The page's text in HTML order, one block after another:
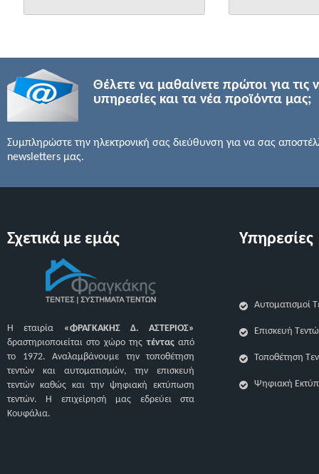
Θέλετε να μαθαίνετε πρώτοι για τις
υπηρεσίες και τα νέα προϊόντα μας;
Συμπληρώστε την ηλεκτρονική σας διεύθυνση για να σας
newsletters μας.
Σχετικά με εμάς
Η εταιρία «ΦΡΑΓΚΑΚΗΣ Δ. ΑΣΤΕΡΙΟΣ»
δραστηριοποιείται στο χώρο τηςτένταςαπό
το 1972. Αναλαμβάνουμε την τοποθέτηση
τεντών και αυτοματισμών, την επισκευή
τεντών καθώς και την ψηφιακή εκτύπωση
τεντών. H επιχείρησή μας εδρεύει στα
Κουφάλια.
Υπηρεσίες
Αυτοματισμοί
Επισκευή
Τοποθέτηση
Ψηφιακή